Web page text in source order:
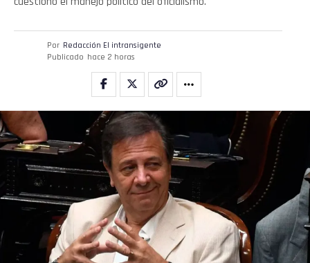
Por Redacción El intransigente
Publicado hace 2 horas